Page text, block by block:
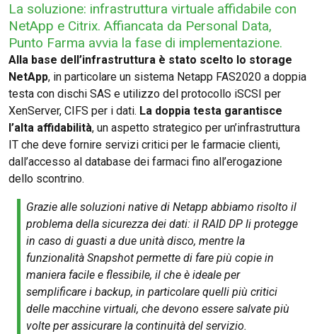
La soluzione: infrastruttura virtuale affidabile con
NetApp e Citrix. Affiancata da Personal Data,
Punto Farma avvia la fase di implementazione.
Alla base dell’infrastruttura è stato scelto lo storage
NetApp, in particolare un sistema Netapp FAS2020 a doppia
testa con dischi SAS e utilizzo del protocollo iSCSI per
XenServer, CIFS per i dati. La doppia testa garantisce
l’alta affidabilità, un aspetto strategico per un’infrastruttura
IT che deve fornire servizi critici per le farmacie clienti,
dall’accesso al database dei farmaci fino all’erogazione
dello scontrino.
Grazie alle soluzioni native di Netapp abbiamo risolto il
problema della sicurezza dei dati: il RAID DP li protegge
in caso di guasti a due unità disco, mentre la
funzionalità Snapshot permette di fare più copie in
maniera facile e flessibile, il che è ideale per
semplificare i backup, in particolare quelli più critici
delle macchine virtuali, che devono essere salvate più
volte per assicurare la continuità del servizio.